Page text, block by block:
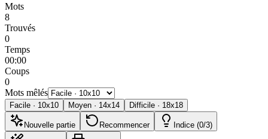
Mots
8
Trouvés
0
Temps
00:00
Coups
0
Mots mêlés
Facile · 10x10 Moyen · 14x14 Difficile · 18x18
Nouvelle partie Recommencer Indice (0/3)